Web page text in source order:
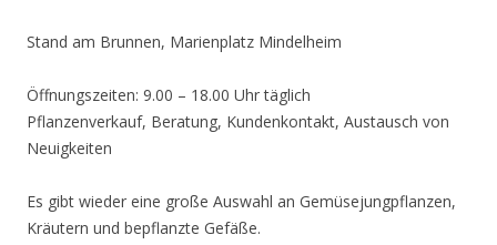
Stand am Brunnen, Marienplatz Mindelheim
Öffnungszeiten: 9.00 – 18.00 Uhr täglich
Pflanzenverkauf, Beratung, Kundenkontakt, Austausch von
Neuigkeiten
Es gibt wieder eine große Auswahl an Gemüsejungpflanzen,
Kräutern und bepflanzte Gefäße.